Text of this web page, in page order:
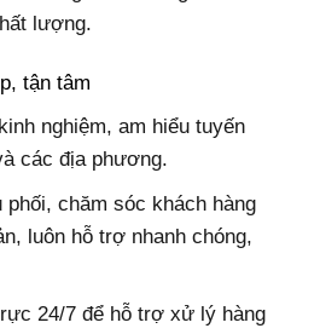
lượng.
tận tâm
nghiệm, am hiểu tuyến
các địa phương.
phối, chăm sóc khách hàng
luôn hỗ trợ nhanh chóng,
24/7 để hỗ trợ xử lý hàng